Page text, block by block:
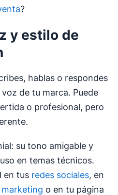
?
y estilo de
hablas o respondes
de tu marca. Puede
o profesional, pero
su tono amigable y
en temas técnicos.
en tus redes sociales, en
o en tu página